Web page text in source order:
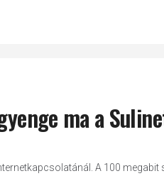
ma a
A 100 megabit